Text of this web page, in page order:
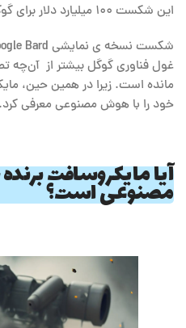
این شکست ۱۰۰ میلیارد دلار برای گوگل هزینه دارد.
غول فناوری گوگل بیشتر از
خود را با هوش مصنوعی معرفی کرد.
آیا مایکروسافت
مصنوعی است؟